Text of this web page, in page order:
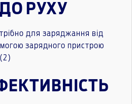
РУХУ
для заряджання від
зарядного пристрою